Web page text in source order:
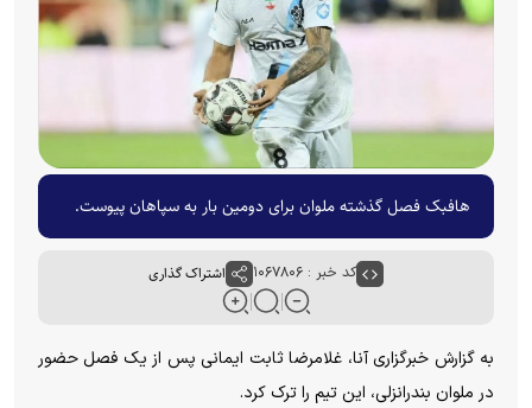
هافبک فصل گذشته ملوان برای دومین بار به سپاهان پیوست.
کد خبر : ۱۰۶۷۸۰۶ اشتراک گذاری
به گزارش خبرگزاری آنا، غلامرضا ثابت ایمانی پس از یک فصل حضور
در ملوان بندرانزلی، این تیم را ترک کرد.